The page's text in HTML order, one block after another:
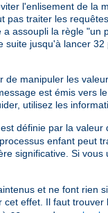
l'enlisement de
traiter les
assoupli la règle
jusqu'à lancer
de manipuler les
est émis vers
utilisez les
définie par la valeur
enfant peut
significative. Si
et ne font
cet effet. Il faut